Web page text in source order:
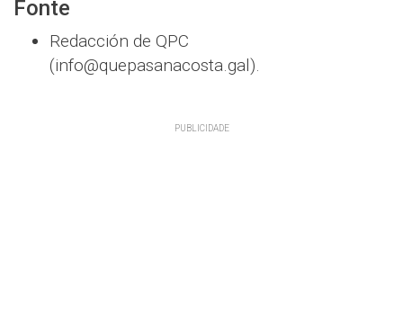
Fonte
Redacción de QPC
(info@quepasanacosta.gal).